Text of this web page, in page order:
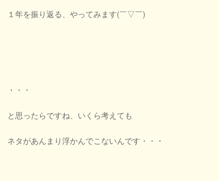
１年を振り返る、やってみます(￣▽￣)
・・・
と思ったらですね、いくら考えても
ネタがあんまり浮かんでこないんです・・・